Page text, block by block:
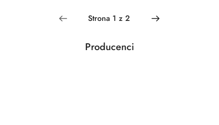
Pomiń karuzelę producentów
Producenci